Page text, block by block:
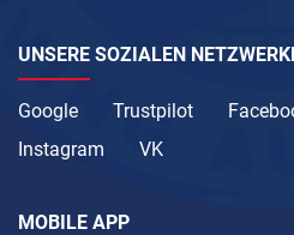
UNSERE SOZIALEN
Google Trustpilot
Instagram
VK
MOBILE APP